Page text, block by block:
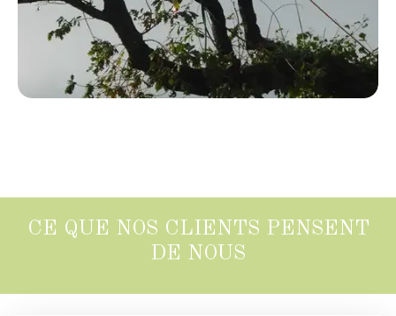
CE QUE NOS CLIENTS PENSENT
DE NOUS